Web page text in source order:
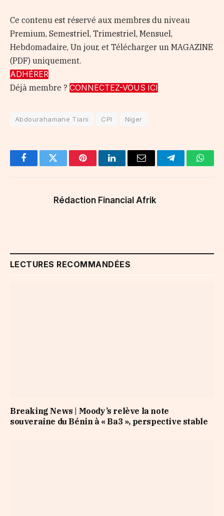
Ce contenu est réservé aux membres du niveau
Premium, Semestriel, Trimestriel, Mensuel,
Hebdomadaire, Un jour, et Télécharger un MAGAZINE
(PDF) uniquement.
ADHÉRER
Déjà membre ? CONNECTEZ-VOUS ICI
Abdourahamane Tiani CPI Niger
FacebookTwitter PinterestLinkedInEmail Telegram
Rédaction Financial Afrik
LECTURES RECOMMANDÉES
Breaking News | Moody’s relève la note
souveraine du Bénin à « Ba3 », perspective stable